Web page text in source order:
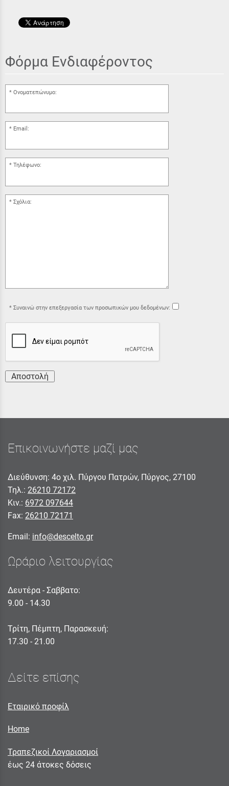
Φόρμα Ενδιαφέροντος
Ονοματεπώνυμο:
Email:
Τηλέφωνο:
Σχόλια:
Συναινώ στην επεξεργασία των προσωπικών μου δεδομένων:
Αποστολή
Επικοινωνήστε μαζί μας
Διεύθυνση: 4ο χιλ. Πύργου Πατρών, Πύργος, 27100
Τηλ.: 26210 72172
Κιν.: 6972 097644
Fax: 26210 72171
Email: info@descelto.gr
Ωράριο λειτουργίας
Δευτέρα - Σαββατο:
9.00 - 14.30
Τρίτη, Πέμπτη, Παρασκευή:
17.30 - 21.00
Δείτε επίσης
Εταιρικό προφίλ
Home
Τραπεζικοί Λογαριασμοί
έως 24 άτοκες δόσεις